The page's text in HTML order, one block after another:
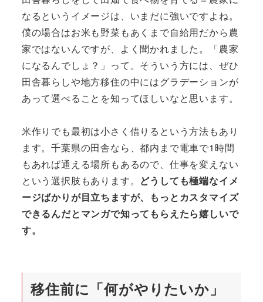
なるというイメージは、いまだに強いですよね。
僕の場合はお米も野菜もあくまで自給用だから農
家ではないんですが、よく聞かれました。「農家
になるんでしょ？」って。そういう方には、ぜひ
田舎暮らしや地方移住の中にはグラデーションが
あって選べることを知ってほしいなと思います。
米作りでも最初は小さく借りるという方法もあり
ます。千葉県の田舎なら、都内まで電車で1時間
もあれば通える場所もあるので、仕事を変えない
という選択肢もあります。 どうしても極端なイメ
ージばかりが目立ちますが、もっとカスタマイズ
できるんだとマンガで知ってもらえたら嬉しいで
す。
移住前に「何がやりたいか」